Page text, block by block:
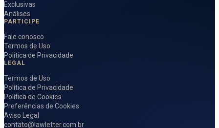
Exclusivas
Análises
PARTICIPE
Fale conosco
Termos de Uso
Política de Privacidade
LEGAL
Termos de Uso
Política de Privacidade
Política de Cookies
Preferências de Cookies
Aviso Legal
contato@lawletter.com.br